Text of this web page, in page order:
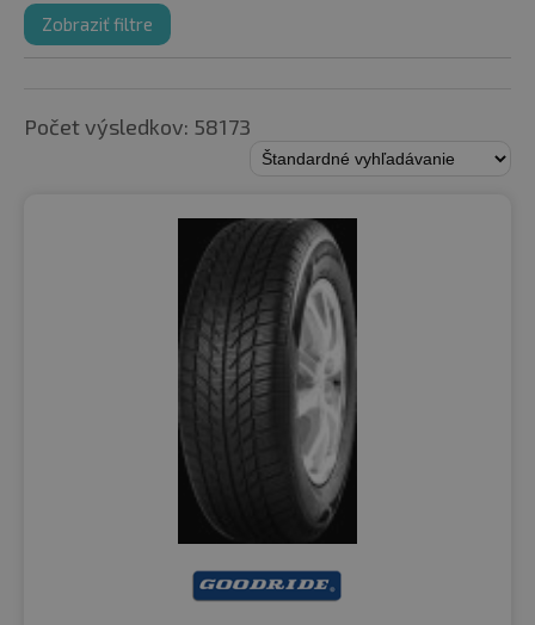
Zobraziť filtre
Počet výsledkov: 58173